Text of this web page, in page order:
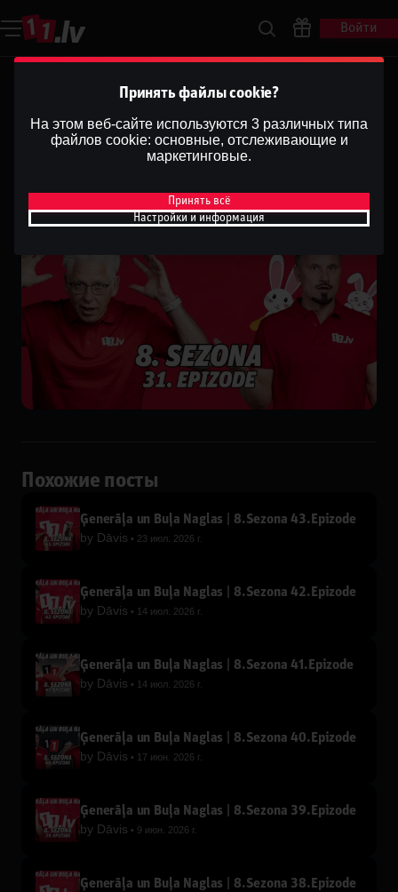
Войти
Ģenerāļa un Buļa Naglas |
8.Sezona 31.Epizode
Похожие посты
Ģenerāļa un Buļa Naglas | 8.Sezona 43.Epizode
by Dāvis 23 июл. 2026 г.
Ģenerāļa un Buļa Naglas | 8.Sezona 42.Epizode
by Dāvis 14 июл. 2026 г.
Ģenerāļa un Buļa Naglas | 8.Sezona 41.Epizode
by Dāvis 14 июл. 2026 г.
Ģenerāļa un Buļa Naglas | 8.Sezona 40.Epizode
by Dāvis 17 июн. 2026 г.
Ģenerāļa un Buļa Naglas | 8.Sezona 39.Epizode
by Dāvis 9 июн. 2026 г.
Ģenerāļa un Buļa Naglas | 8.Sezona 38.Epizode
Принять файлы cookie?
На этом веб-сайте используются 3 различных типа
файлов cookie: основные, отслеживающие и
маркетинговые.
Принять всё
Настройки и информация